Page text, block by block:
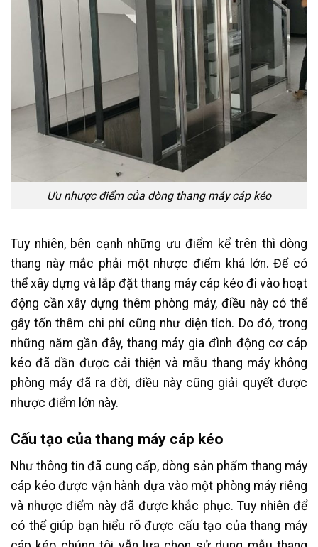
Ưu nhược điểm của dòng thang máy cáp kéo
Tuy nhiên, bên cạnh những ưu điểm kể trên thì dòng
thang này mắc phải một nhược điểm khá lớn. Để có
thể xây dựng và lắp đặt thang máy cáp kéo đi vào hoạt
động cần xây dựng thêm phòng máy, điều này có thể
gây tốn thêm chi phí cũng như diện tích. Do đó, trong
những năm gần đây, thang máy gia đình động cơ cáp
kéo đã dần được cải thiện và mẫu thang máy không
phòng máy đã ra đời, điều này cũng giải quyết được
nhược điểm lớn này.
Cấu tạo của thang máy cáp kéo
Như thông tin đã cung cấp, dòng sản phẩm thang máy
cáp kéo được vận hành dựa vào một phòng máy riêng
và nhược điểm này đã được khắc phục. Tuy nhiên để
có thể giúp bạn hiểu rõ được cấu tạo của thang máy